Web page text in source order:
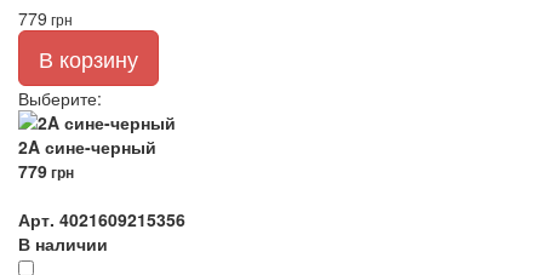
779 грн
В корзину
Выберите:
2A сине-черный
779грн
Арт. 4021609215356
В наличии